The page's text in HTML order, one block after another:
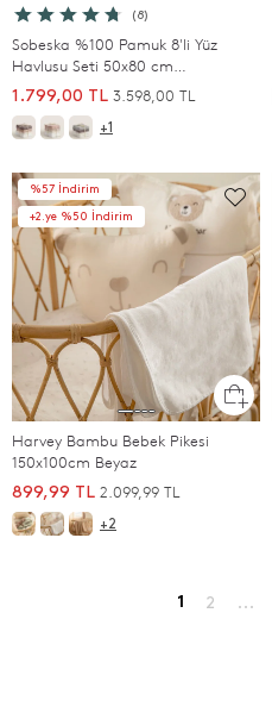
(8)
Sobeska %100 Pamuk 8'li Yüz
Havlusu Seti 50x80 cm
SOMON/BEJ/EKRU/BEYAZ
1.799,00 TL 3.598,00 TL
+1
%57 İndirim
+2.ye %50 İndirim
Harvey Bambu Bebek Pikesi
150x100cm Beyaz
899,99 TL 2.099,99 TL
+2
1 2 ...